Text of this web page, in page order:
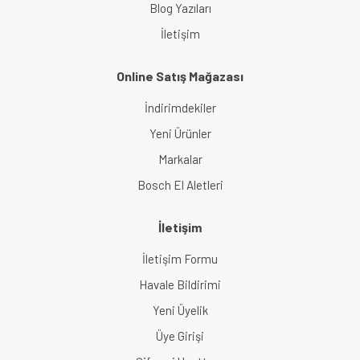
Blog Yazıları
İletişim
Online Satış Mağazası
İndirimdekiler
Yeni Ürünler
Markalar
Bosch El Aletleri
İletişim
İletişim Formu
Havale Bildirimi
Yeni Üyelik
Üye Girişi